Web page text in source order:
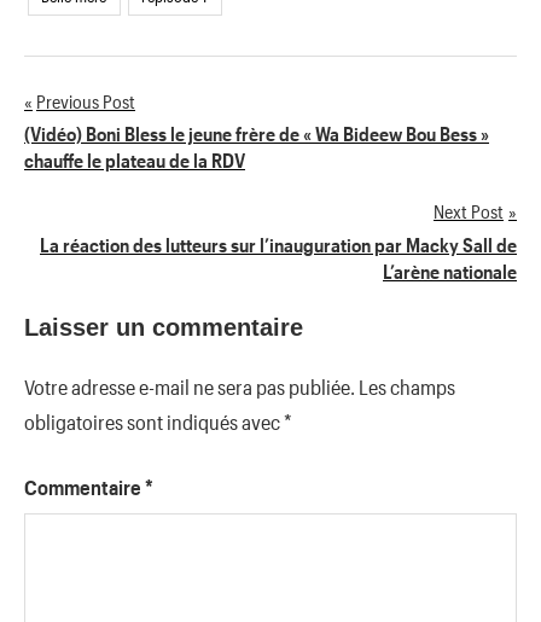
Navigation
de
Previous Post
(Vidéo) Boni Bless le jeune frère de « Wa Bideew Bou Bess »
chauffe le plateau de la RDV
Next Post
La réaction des lutteurs sur l’inauguration par Macky Sall de
L’arène nationale
Laisser un commentaire
Votre adresse e-mail ne sera pas publiée. Les champs
obligatoires sont indiqués avec*
Commentaire *